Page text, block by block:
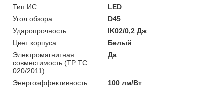
Тип ИС
LED
Угол обзора
D45
Ударопрочность
IK02/0,2 Дж
Цвет корпуса
Белый
Электромагнитная
совместимость (ТР ТС
020/2011)
Да
Энергоэффективность 100 лм/Вт